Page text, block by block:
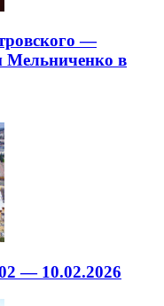
—
Мельниченко в
— 10.02.2026